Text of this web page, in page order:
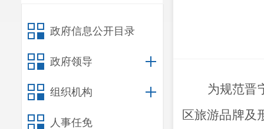
政府信息公开目录
政府领导
组织机构
人事任免
为规范晋
区旅游品牌及